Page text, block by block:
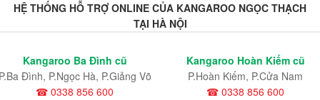
HỆ THỐNG HỖ TRỢ ONLINE CỦA KANGAROO NGỌC THẠCH
TẠI HÀ NỘI
Kangaroo Ba Đình cũ
Đình, P.Ngọc Hà, P.Giảng Võ
☎ 0338 856 600
Kangaroo Hoàn Kiếm cũ
P.Hoàn Kiếm, P.Cửa Nam
☎ 0338 856 600